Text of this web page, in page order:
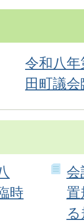
令和八
田町議
時
会